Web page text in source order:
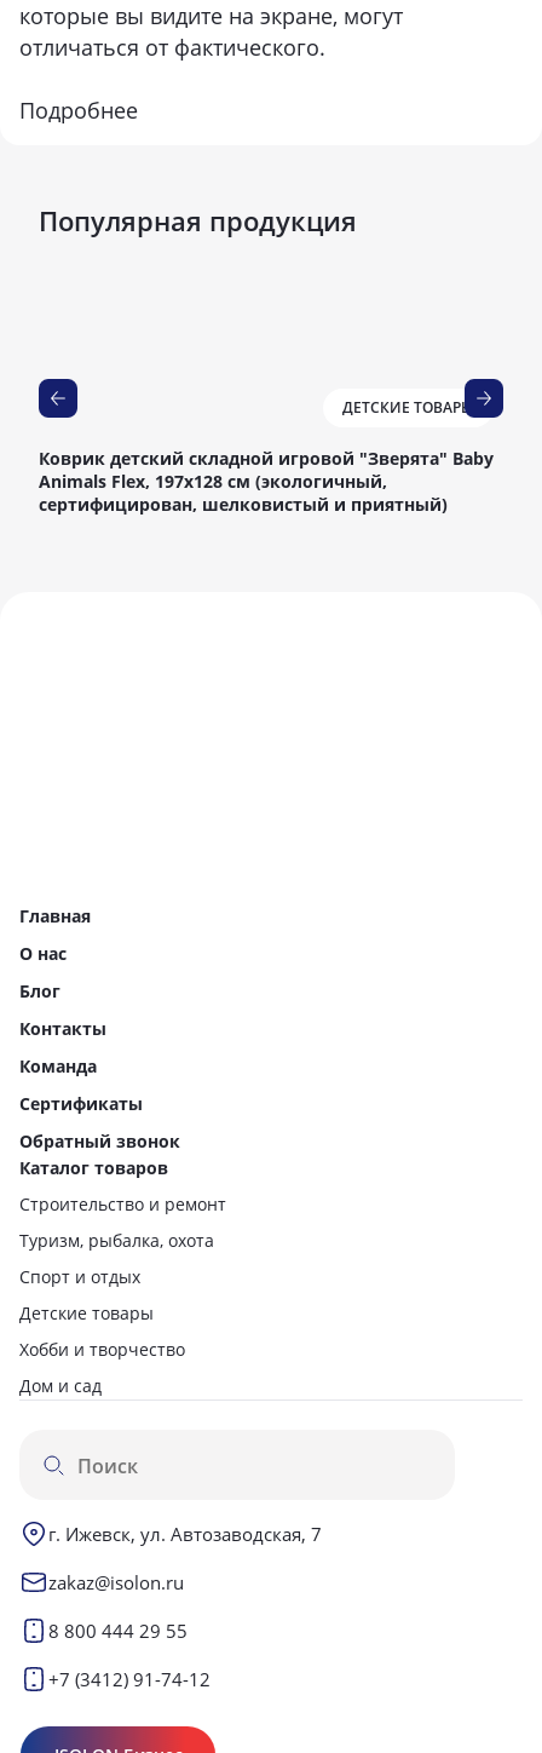
которые вы видите на экране, могут
отличаться от фактического.
Подробнее
Популярная продукция
ДЕТСКИЕ ТОВАРЫ
Коврик детский складной игровой "Зверята" Baby
Animals Flex, 197х128 см (экологичный,
сертифицирован, шелковистый и приятный)
г. Ижевск, ул. Автозаводская, 7
zakaz@isolon.ru
8 800 444 29 55
+7 (3412) 91-74-12
Главная
О нас
Блог
Контакты
Команда
Сертификаты
Обратный звонок
Каталог товаров
Строительство и ремонт
Туризм, рыбалка, охота
Спорт и отдых
Детские товары
Хобби и творчество
Дом и сад